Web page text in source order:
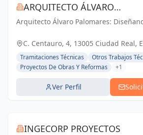
ARQUITECTO ÁLVARO
PALOMARES
Arquitecto Álvaro Palomares:
C. Centauro, 4, 13005 Ciudad Real,
Tramitaciones Técnicas
Otros Trabajos
Proyectos De Obras Y Reformas
+1
Ver Perfil
INGECORP PROYECTOS